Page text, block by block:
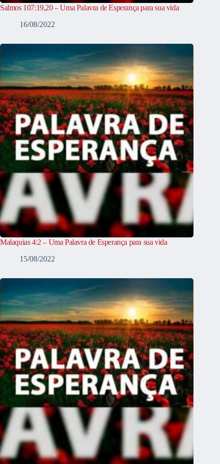
Salmos 107:19,20 – Uma Palavra de Esperança para sua vida
16/08/2022
Malaquias 4:2 – Uma Palavra de Esperança para sua vida
15/08/2022